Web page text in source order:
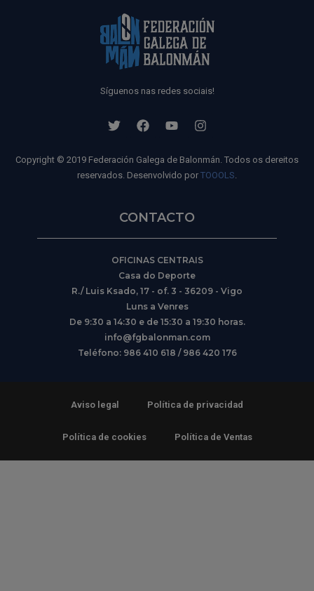
Síguenos nas redes sociais!
Copyright © 2019 Federación Galega de Balonmán. Todos os dereitos
reservados. Desenvolvido por TOOOLS
CONTACTO
OFICINAS CENTRAIS
Casa do Deporte
R./ Luis Ksado, 17 - of. 3 - 36209 - Vigo
Luns a Venres
De 9:30 a 14:30 e de 15:30 a 19:30 horas.
info@fgbalonman.com
Teléfono: 986 410 618 / 986 420 176
Aviso legal Política de privacidad
Política de cookies Política de Ventas